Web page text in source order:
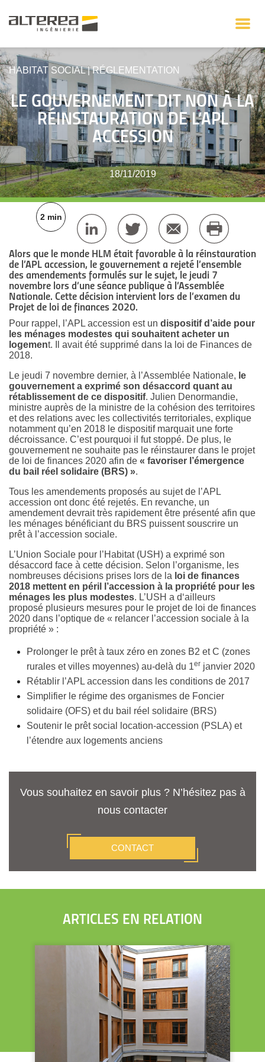
HABITAT SOCIAL|RÉGLEMENTATION
LE GOUVERNEMENT DIT NON À LA
RÉINSTAURATION DE L’APL
ACCESSION
18/11/2019
2 min
Alors que le monde HLM était favorable à la réinstauration
de l’APL accession, le gouvernement a rejeté l’ensemble
des amendements formulés sur le sujet, le jeudi 7
novembre lors d’une séance publique à l’Assemblée
Nationale. Cette décision intervient lors de l’examen du
Projet de loi de finances 2020.
Pour rappel, l’APL accession est un dispositif d’aide pour
les ménages modestes qui souhaitent acheter un
logement. Il avait été supprimé dans la loi de Finances de
2018.
Le jeudi 7 novembre dernier, à l’Assemblée Nationale, le
gouvernement a exprimé son désaccord quant au
rétablissement de ce dispositif. Julien Denormandie,
ministre auprès de la ministre de la cohésion des territoires
et des relations avec les collectivités territoriales, explique
notamment qu’en 2018 le dispositif marquait une forte
décroissance. C’est pourquoi il fut stoppé. De plus, le
gouvernement ne souhaite pas le réinstaurer dans le projet
de loi de finances 2020 afin de « favoriser l’émergence
du bail réel solidaire (BRS) ».
Tous les amendements proposés au sujet de l’APL
accession ont donc été rejetés. En revanche, un
amendement devrait très rapidement être présenté afin que
les ménages bénéficiant du BRS puissent souscrire un
prêt à l’accession sociale.
L’Union Sociale pour l’Habitat (USH) a exprimé son
désaccord face à cette décision. Selon l’organisme, les
nombreuses décisions prises lors de la loi de finances
2018 mettent en péril l’accession à la propriété pour les
ménages les plus modestes. L’USH a d‘ailleurs
proposé plusieurs mesures pour le projet de loi de finances
2020 dans l’optique de « relancer l’accession sociale à la
propriété » :
Prolonger le prêt à taux zéro en zones B2 et C (zones
rurales et villes moyennes) au-delà du 1er janvier 2020
Rétablir l’APL accession dans les conditions de 2017
Simplifier le régime des organismes de Foncier
solidaire (OFS) et du bail réel solidaire (BRS)
Soutenir le prêt social location-accession (PSLA) et
l’étendre aux logements anciens
Vous souhaitez en savoir plus ? N’hésitez pas à
nous contacter
CONTACT
ARTICLES EN RELATION